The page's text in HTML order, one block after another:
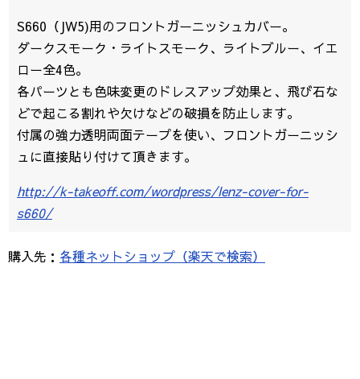
S660（JW5)用のフロントガーニッシュカバー。
ダークスモーク・ライトスモーク、ライトブルー、イエ
ロー全4色。
各パーツとも色味変更のドレスアップ効果と、飛び石な
どで起こる割れや欠けなどの破損を防止します。
付属の強力透明両面テープを使い、フロントガーニッシ
ュに直接貼り付けて頂きます。
http://k-takeoff.com/wordpress/lenz-cover-for-
s660/
購入先： 各種ネットショップ（楽天で検索）